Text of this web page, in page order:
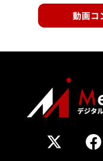
動画コ